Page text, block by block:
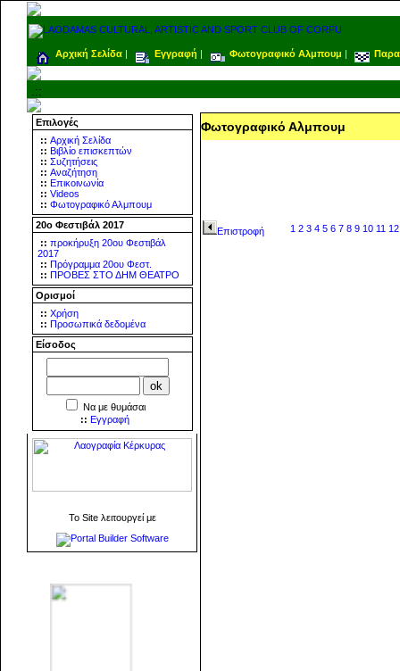
Αρχική Σελίδα | Εγγραφή | Φωτογραφικό Αλμπουμ |
.::
Επιλογές
:: Αρχική Σελίδα
:: Βιβλίο επισκεπτών
:: Συζητήσεις
:: Αναζήτηση
:: Επικοινωνία
:: Videos
:: Φωτογραφικό Αλμπουμ
20ο Φεστιβάλ 2017
:: προκήρυξη 20ου Φεστιβάλ
2017
:: Πρόγραμμα 20ου Φεστ.
:: ΠΡΟΒΕΣ ΣΤΟ ΔΗΜ ΘΕΑΤΡΟ
Ορισμοί
:: Χρήση
:: Προσωπικά δεδομένα
Είσοδος
Να με θυμάσαι
:: Εγγραφή
To Site λειτουργεί με
Φωτογραφικό Αλμπουμ
Επιστροφή 1 2 3 4 5 6 7 8 9 10 11 12